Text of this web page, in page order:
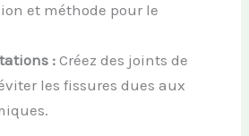
et méthode pour le
: Créez des joints de
les fissures dues aux